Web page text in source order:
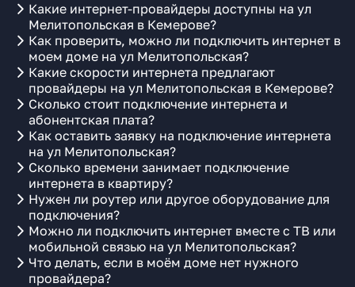
Какие интернет-провайдеры доступны на ул
Мелитопольская в Кемерове?
Как проверить, можно ли подключить интернет в
моем доме на ул Мелитопольская?
Какие скорости интернета предлагают
провайдеры на ул Мелитопольская в Кемерове?
Сколько стоит подключение интернета и
абонентская плата?
Как оставить заявку на подключение интернета
на ул Мелитопольская?
Сколько времени занимает подключение
интернета в квартиру?
Нужен ли роутер или другое оборудование для
подключения?
Можно ли подключить интернет вместе с ТВ или
мобильной связью на ул Мелитопольская?
Что делать, если в моём доме нет нужного
провайдера?